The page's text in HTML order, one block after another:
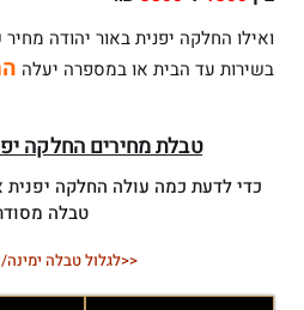
ואילו החלקה יפנית באור יהודה
בשירות עד הבית או במספרה יעלה
טבלת מחירים החלקה
כדי לדעת כמה עולה החלקה יפנית
טבלה
<<לגלול טבלה